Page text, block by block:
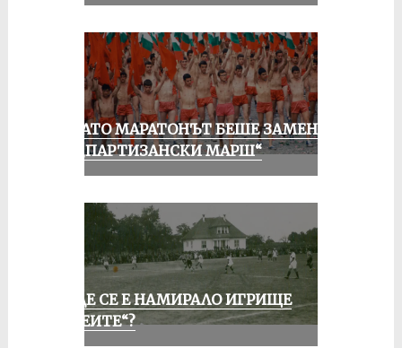
КОГАТО МАРАТОНЪТ БЕШЕ ЗАМЕНЕН
ОТ „ПАРТИЗАНСКИ МАРШ“
КЪДЕ СЕ Е НАМИРАЛО ИГРИЩЕ
„АЛЕИТЕ“?